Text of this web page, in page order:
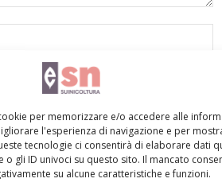
per memorizzare e/o accedere alle
l'esperienza di navigazione e per
tecnologie ci consentirà di elaborare dati
gli ID univoci su questo sito. Il mancato
su alcune caratteristiche e funzioni.
volta che commento.